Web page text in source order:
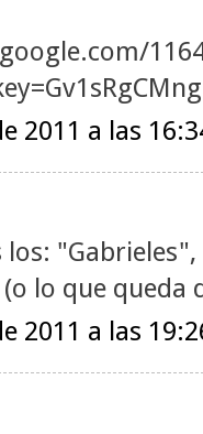
2011 a las
los:
lo que queda
2011 a las